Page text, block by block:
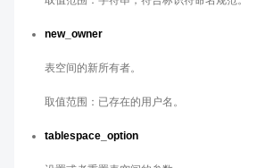
new_owner
表空间的新所有者。
取值范围：已存在的用户名。
tablespace_option